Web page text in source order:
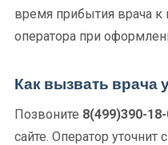
время прибытия врача к
оператора при
Как вызвать врача
Позвоните 8(499)390-
сайте. Оператор